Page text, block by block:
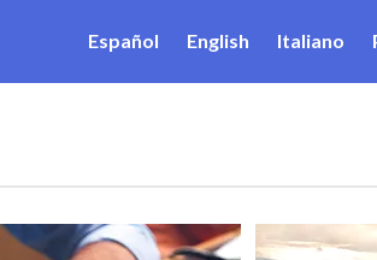
Español English Italiano